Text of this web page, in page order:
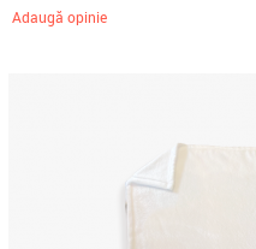
Adaugă opinie